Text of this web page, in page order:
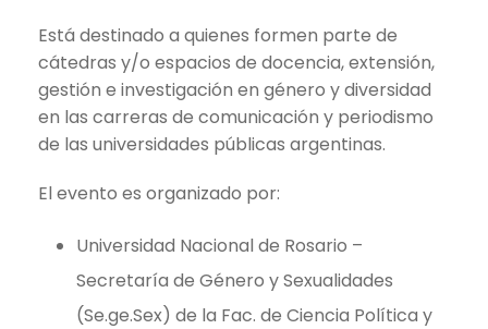
Está destinado a quienes formen parte de
cátedras y/o espacios de docencia, extensión,
gestión e investigación en género y diversidad
en las carreras de comunicación y periodismo
de las universidades públicas argentinas.
El evento es organizado por:
Universidad Nacional de Rosario –
Secretaría de Género y Sexualidades
(Se.ge.Sex) de la Fac. de Ciencia Política y